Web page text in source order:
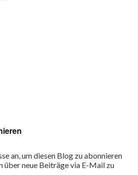
an, um diesen Blog zu abonnieren
über neue Beiträge via E-Mail zu